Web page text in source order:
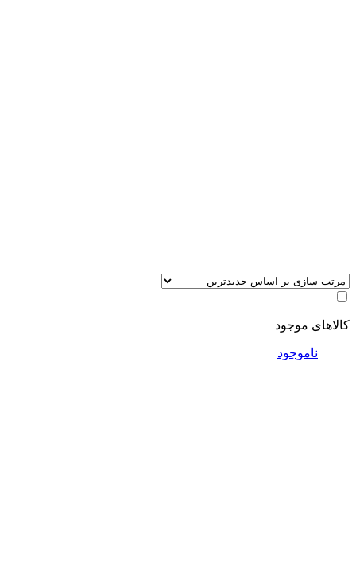
کالاهای موجود
ناموجود